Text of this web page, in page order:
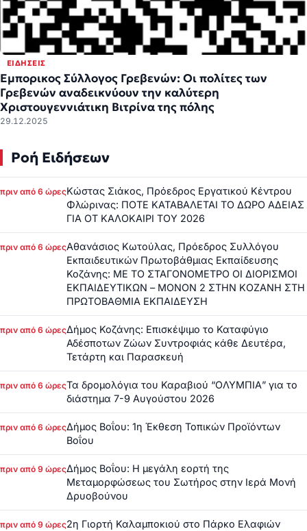
ΕΙΔΉΣΕΙΣ
Εμπορικος Σύλλογος Γρεβενών: Οι πολίτες των
Γρεβενών αναδεικνύουν την καλύτερη
Χριστουγεννιάτικη Βιτρίνα της πόλης
29.12.2025
Ροή Ειδήσεων
πριν από 6 ώρεςΚώστας Σιάκος, Πρόεδρος Εργατικού Κέντρου
Φλώρινας: ΠΟΤΕ ΚΑΤΑΒΑΛΕΤΑΙ ΤΟ ΔΩΡΟ ΑΔΕΙΑΣ
ΓΙΑ ΟΤ ΚΑΛΟΚΑΙΡΙ ΤΟΥ 2026
πριν από 6 ώρεςΑθανάσιος Κωτούλας, Πρόεδρος Συλλόγου
Εκπαιδευτικών Πρωτοβάθμιας Εκπαίδευσης
Κοζάνης: ΜΕ ΤΟ ΣΤΑΓΟΝΟΜΕΤΡΟ ΟΙ ΔΙΟΡΙΣΜΟΙ
ΕΚΠΑΙΔΕΥΤΙΚΩΝ – ΜΟΝΟΝ 2 ΣΤΗΝ ΚΟΖΑΝΗ ΣΤΗ
ΠΡΩΤΟΒΑΘΜΙΑ ΕΚΠΑΙΔΕΥΣΗ
πριν από 6 ώρεςΔήμος Κοζάνης: Επισκέψιμο το Καταφύγιο
Αδέσποτων Ζώων Συντροφιάς κάθε Δευτέρα,
Τετάρτη και Παρασκευή
πριν από 6 ώρεςΤα δρομολόγια του Καραβιού “ΟΛΥΜΠΙΑ” για το
διάστημα 7-9 Αυγούστου 2026
πριν από 6 ώρεςΔήμος Βοΐου: 1η Έκθεση Τοπικών Προϊόντων
Βοΐου
πριν από 9 ώρεςΔήμος Βοΐου: Η μεγάλη εορτή της
Μεταμορφώσεως του Σωτήρος στην Ιερά Μονή
Δρυοβούνου
πριν από 9 ώρες2η Γιορτή Καλαμποκιού στο Πάρκο Ελαφιών